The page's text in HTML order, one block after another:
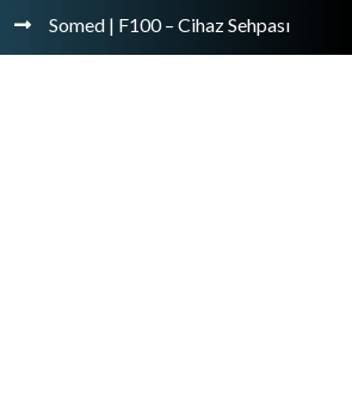
Somed | F100 – Cihaz Sehpası